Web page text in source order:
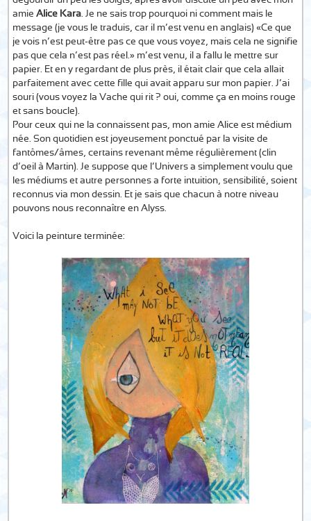
amieAlice Kara. Je ne sais trop pourquoi ni comment mais le
message (je vous le traduis, car il m’est venu en anglais) «Ce que
je vois n’est peut-être pas ce que vous voyez, mais cela ne signifie
pas que cela n’est pas réel.» m’est venu, il a fallu le mettre sur
papier. Et en y regardant de plus près, il était clair que cela allait
parfaitement avec cette fille qui avait apparu sur mon papier. J’ai
souri (vous voyez la Vache qui rit ? oui, comme ça en moins rouge
et sans boucle).
Pour ceux qui ne la connaissent pas, mon amie Alice est médium
née. Son quotidien est joyeusement ponctué par la visite de
fantômes/âmes, certains revenant même régulièrement (clin
d’oeil à Martin). Je suppose que l’Univers a simplement voulu que
les médiums et autre personnes a forte intuition, sensibilité, soient
reconnus via mon dessin. Et je sais que chacun à notre niveau
pouvons nous reconnaître en Alyss.
Voici la peinture terminée: